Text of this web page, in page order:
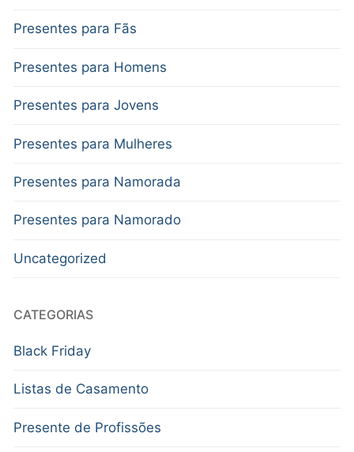
Presentes para Fãs
Presentes para Homens
Presentes para Jovens
Presentes para Mulheres
Presentes para Namorada
Presentes para Namorado
Uncategorized
CATEGORIAS
Black Friday
Listas de Casamento
Presente de Profissões